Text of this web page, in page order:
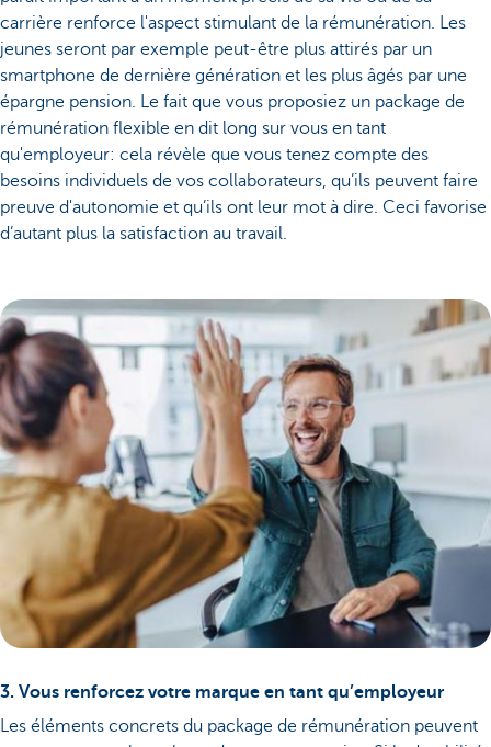
carrière renforce l'aspect stimulant de la rémunération. Les
jeunes seront par exemple peut-être plus attirés par un
smartphone de dernière génération et les plus âgés par une
épargne pension. Le fait que vous proposiez un package de
rémunération flexible en dit long sur vous en tant
qu'employeur: cela révèle que vous tenez compte des
besoins individuels de vos collaborateurs, qu’ils peuvent faire
preuve d'autonomie et qu’ils ont leur mot à dire. Ceci favorise
d’autant plus la satisfaction au travail.
3. Vous renforcez votre marque en tant qu’employeur
Les éléments concrets du package de rémunération peuvent